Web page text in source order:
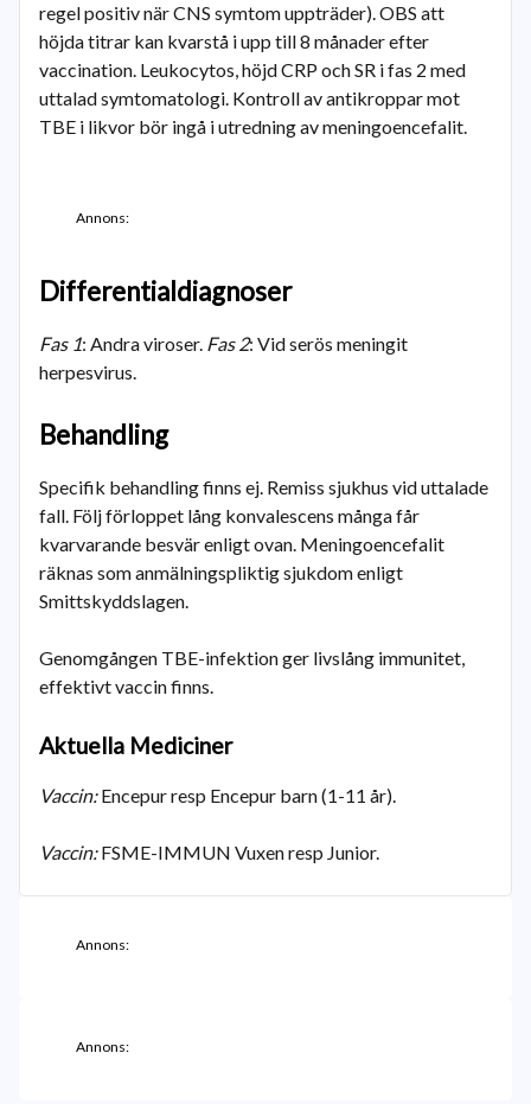
regel positiv när CNS symtom uppträder). OBS att
höjda titrar kan kvarstå i upp till 8 månader efter
vaccination. Leukocytos, höjd CRP och SR i fas 2 med
uttalad symtomatologi. Kontroll av antikroppar mot
TBE i likvor bör ingå i utredning av meningoencefalit.
Annons:
Differentialdiagnoser
Fas 1: Andra viroser. Fas 2: Vid serös meningit
herpesvirus.
Behandling
Specifik behandling finns ej. Remiss sjukhus vid uttalade
fall. Följ förloppet lång konvalescens många får
kvarvarande besvär enligt ovan. Meningoencefalit
räknas som anmälningspliktig sjukdom enligt
Smittskyddslagen.
Genomgången TBE-infektion ger livslång immunitet,
effektivt vaccin finns.
Aktuella Mediciner
Vaccin:Encepur resp Encepur barn (1-11 år).
Vaccin:FSME-IMMUN Vuxen resp Junior.
Annons:
Annons: